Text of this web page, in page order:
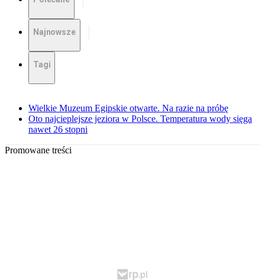
Najnowsze
Tagi
Wielkie Muzeum Egipskie otwarte. Na razie na próbę
Oto najcieplejsze jeziora w Polsce. Temperatura wody sięga
nawet 26 stopni
Promowane treści